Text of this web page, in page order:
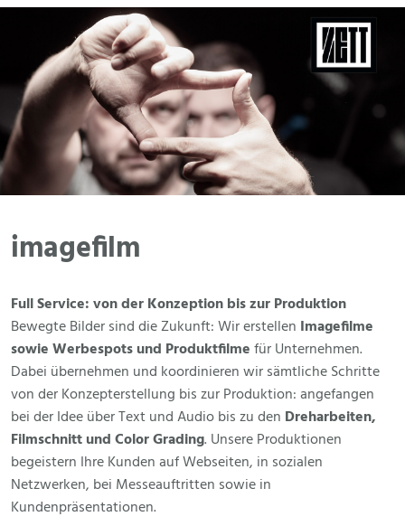
leistungen
galerie
labor
shop
team
kontakt
café
imagefilm
Full Service: von der Konzeption bis zur Produktion
Bewegte Bilder sind die Zukunft: Wir erstellen Imagefilme
sowie Werbespots und Produktfilmefür Unternehmen.
Dabei übernehmen und koordinieren wir sämtliche Schritte
von der Konzepterstellung bis zur Produktion: angefangen
bei der Idee über Text und Audio bis zu den Dreharbeiten,
Filmschnitt und Color Grading. Unsere Produktionen
begeistern Ihre Kunden auf Webseiten, in sozialen
Netzwerken, bei Messeauftritten sowie in
Kundenpräsentationen.